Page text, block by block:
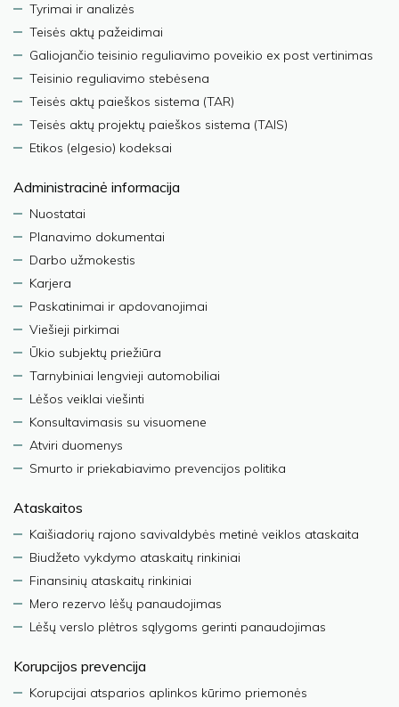
Tyrimai ir analizės
Teisės aktų pažeidimai
Galiojančio teisinio reguliavimo poveikio ex post vertinimas
Teisinio reguliavimo stebėsena
Teisės aktų paieškos sistema (TAR)
Teisės aktų projektų paieškos sistema (TAIS)
Etikos (elgesio) kodeksai
Administracinė informacija
Nuostatai
Planavimo dokumentai
Darbo užmokestis
Karjera
Paskatinimai ir apdovanojimai
Viešieji pirkimai
Ūkio subjektų priežiūra
Tarnybiniai lengvieji automobiliai
Lėšos veiklai viešinti
Konsultavimasis su visuomene
Atviri duomenys
Smurto ir priekabiavimo prevencijos politika
Ataskaitos
Kaišiadorių rajono savivaldybės metinė veiklos ataskaita
Biudžeto vykdymo ataskaitų rinkiniai
Finansinių ataskaitų rinkiniai
Mero rezervo lėšų panaudojimas
Lėšų verslo plėtros sąlygoms gerinti panaudojimas
Korupcijos prevencija
Korupcijai atsparios aplinkos kūrimo priemonės